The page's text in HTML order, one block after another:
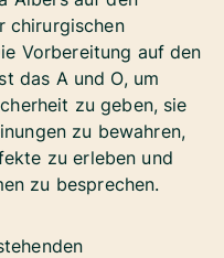
chirurgischen
Vorbereitung auf den
das A und O, um
zu geben, sie
zu bewahren,
zu erleben und
zu besprechen.